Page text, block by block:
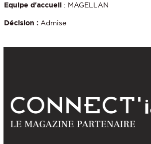
Equipe d'accueil : MAGELLAN
Décision : Admise